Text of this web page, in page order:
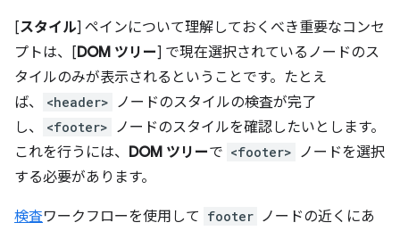
[スタイル] ペインについて理解しておくべき重要なコンセ
プトは、[DOM ツリー] で現在選択されているノードのス
タイルのみが表示されるということです。たとえ
ば、
<header> ノードのスタイルの検査が完了
し、
<footer> ノードのスタイルを確認したいとします。
これを行うには、 DOM ツリーで <footer> ノードを選択
する必要があります。
検査ワークフローを使用して footer ノードの近くにあ